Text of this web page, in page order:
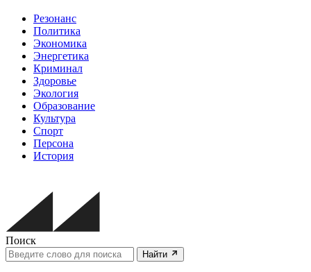
Резонанс
Политика
Экономика
Энергетика
Криминал
Здоровье
Экология
Образование
Культура
Спорт
Персона
История
Поиск
Найти